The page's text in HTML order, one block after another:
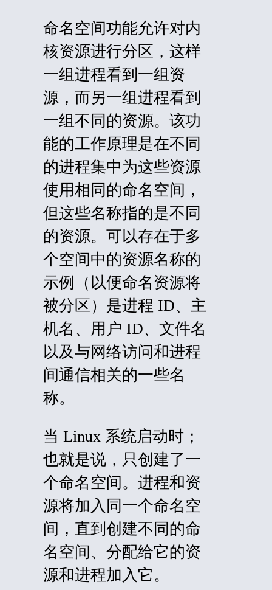
命名空间功能允许对内
核资源进行分区，这样
一组进程看到一组资
源，而另一组进程看到
一组不同的资源。该功
能的工作原理是在不同
的进程集中为这些资源
使用相同的命名空间，
但这些名称指的是不同
的资源。可以存在于多
个空间中的资源名称的
示例（以便命名资源将
被分区）是进程 ID、主
机名、用户 ID、文件名
以及与网络访问和进程
间通信相关的一些名
称。
当 Linux 系统启动时；
也就是说，只创建了一
个命名空间。进程和资
源将加入同一个命名空
间，直到创建不同的命
名空间、分配给它的资
源和进程加入它。